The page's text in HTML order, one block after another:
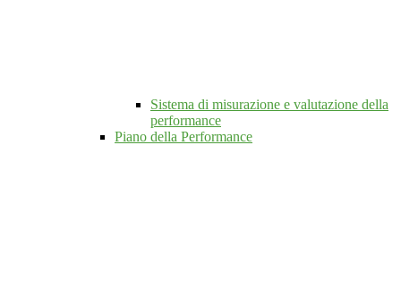
Sistema di misurazione e valutazione della
performance
Piano della Performance